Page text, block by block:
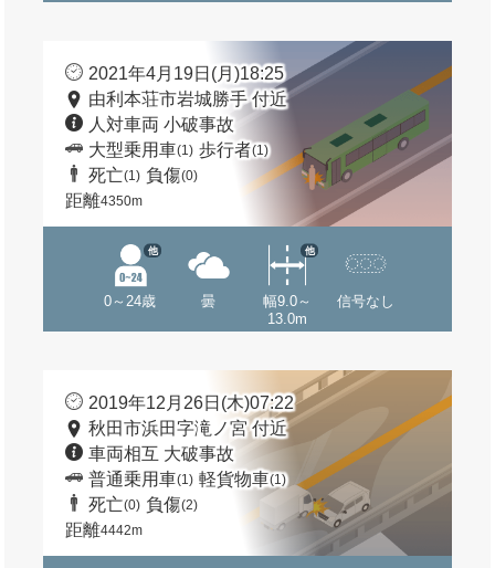
2021年4月19日(月)18:25
由利本荘市岩城勝手 付近
人対車両 小破事故
大型乗用車(1) 歩行者(1)
死亡(1) 負傷(0)
距離4350m
0～24歳
他
曇
幅9.0～
13.0m
他
信号なし
2019年12月26日(木)07:22
秋田市浜田字滝ノ宮 付近
車両相互 大破事故
普通乗用車(1) 軽貨物車(1)
死亡(0) 負傷(2)
距離4442m